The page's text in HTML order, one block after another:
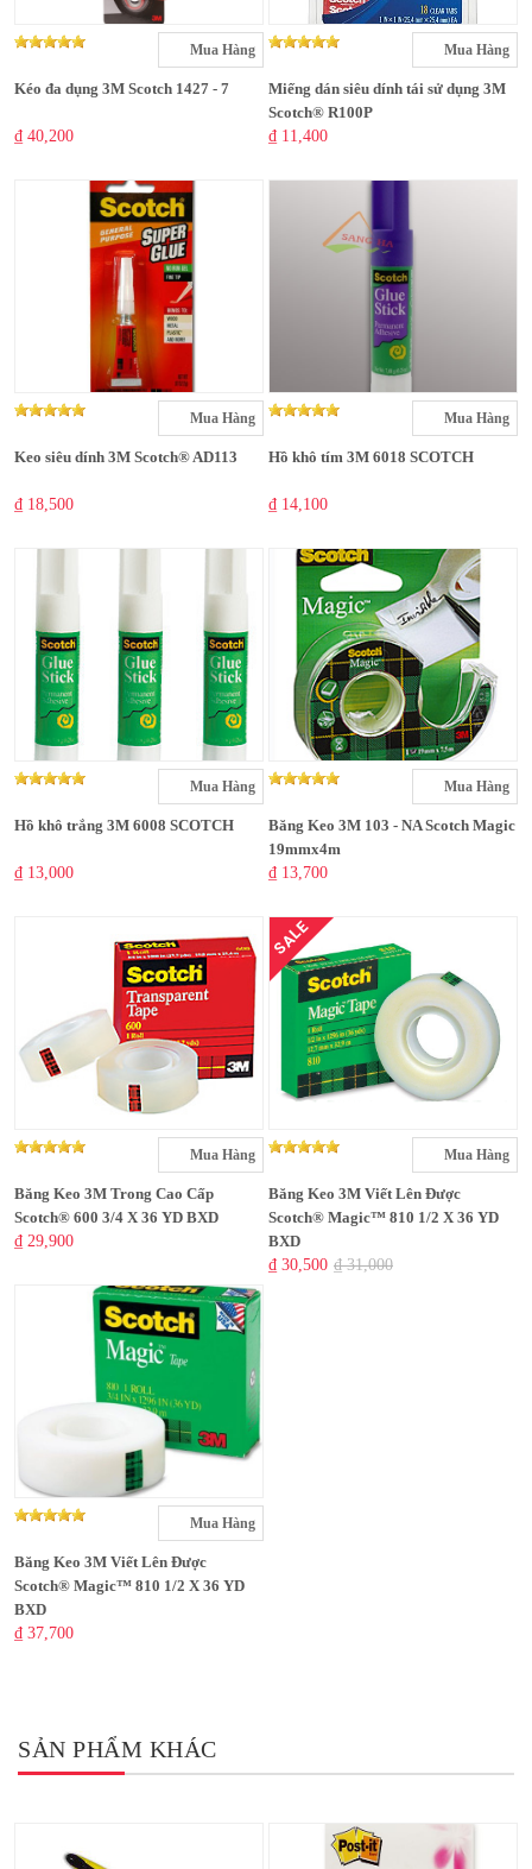
Mua Hàng
Kéo đa dụng 3M Scotch 1427 - 7
₫ 40,200
Mua Hàng
Miếng dán siêu dính tái sử dụng 3M
Scotch® R100P
₫ 11,400
Mua Hàng
Keo siêu dính 3M Scotch® AD113
₫ 18,500
Mua Hàng
Hồ khô tím 3M 6018 SCOTCH
₫ 14,100
Mua Hàng
Hồ khô trắng 3M 6008 SCOTCH
₫ 13,000
Mua Hàng
Băng Keo 3M 103 - NA Scotch Magic
19mmx4m
₫ 13,700
Mua Hàng
Băng Keo 3M Trong Cao Cấp
Scotch® 600 3/4 X 36 YD BXD
₫ 29,900
SALE
Mua Hàng
Băng Keo 3M Viết Lên Được
Scotch® Magic™ 810 1/2 X 36 YD
BXD
₫ 30,500 ₫ 31,000
Mua Hàng
Băng Keo 3M Viết Lên Được
Scotch® Magic™ 810 1/2 X 36 YD
BXD
₫ 37,700
SẢN PHẨM KHÁC